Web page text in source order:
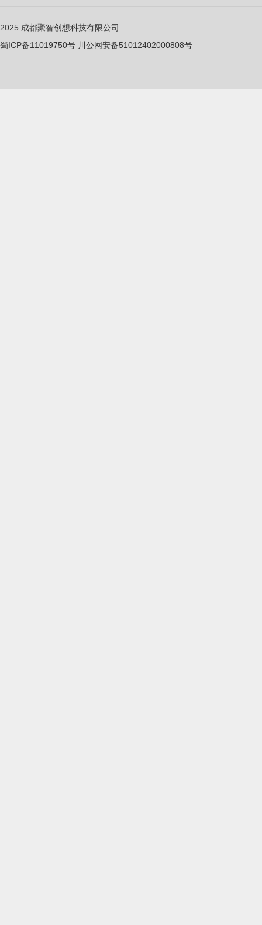
2025 成都聚智创想科技有限公司
蜀ICP备11019750号 川公网安备51012402000808号